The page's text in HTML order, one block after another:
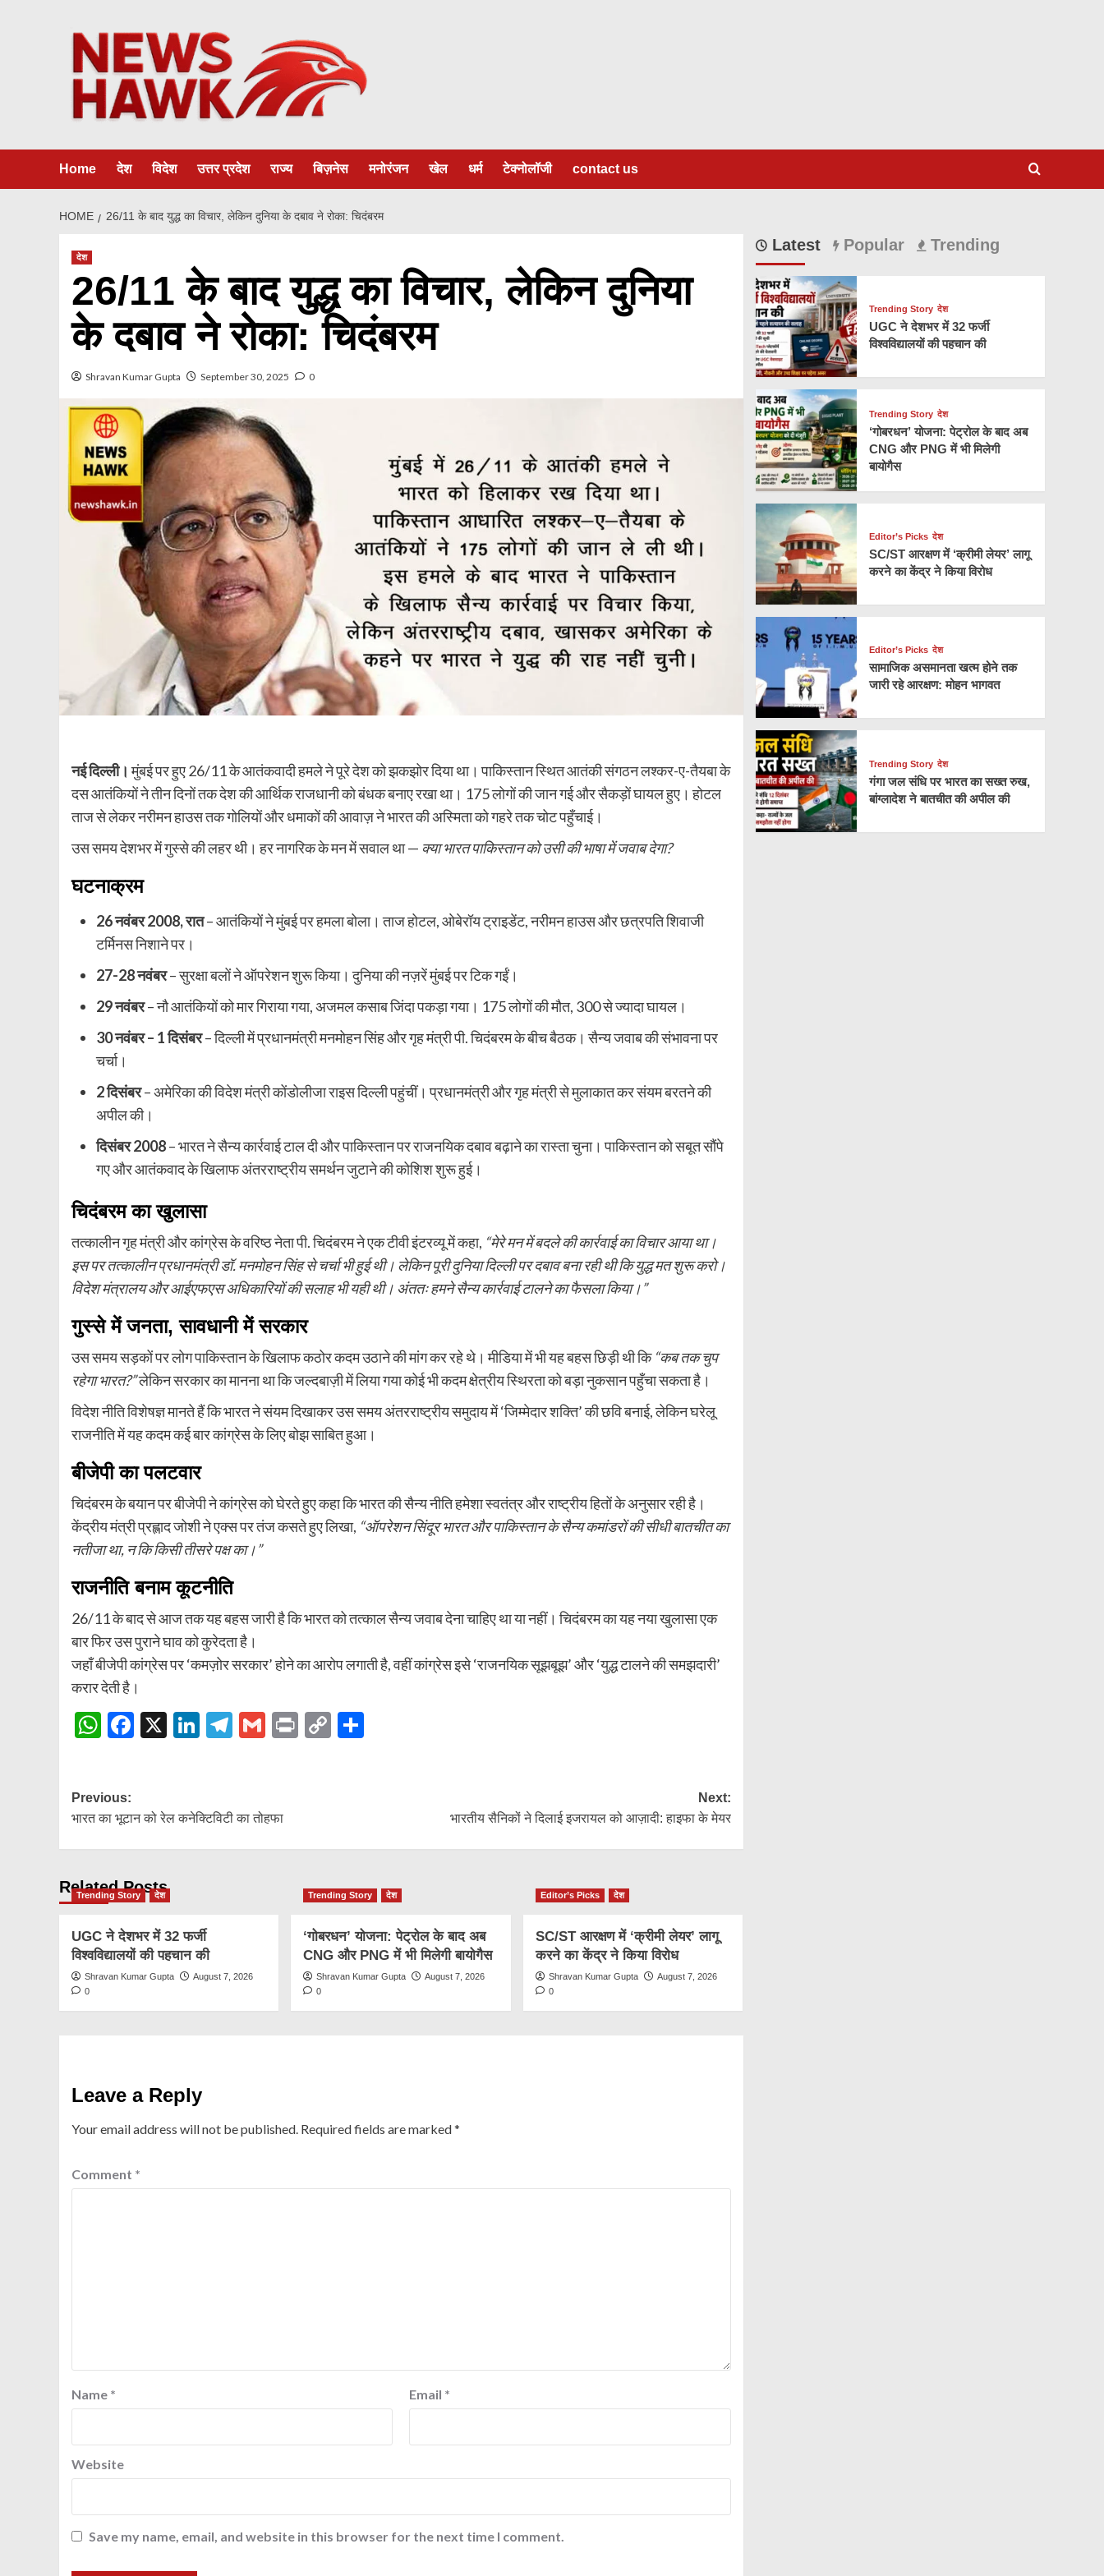
Home देश विदेश उत्तर प्रदेश राज्य बिज़नेस मनोरंजन खेल धर्म टेक्नोलॉजी contact us
HOME 26/11 के बाद युद्ध का विचार, लेकिन दुनिया के दबाव ने रोका: चिदंबरम
देश
26/11 के बाद युद्ध का विचार, लेकिन दुनिया
के दबाव ने रोका: चिदंबरम
Shravan Kumar Gupta September 30, 2025 0
नई दिल्ली। मुंबई पर हुए 26/11 के आतंकवादी हमले ने पूरे देश को झकझोर दिया था। पाकिस्तान स्थित आतंकी संगठन लश्कर-ए-तैयबा के
दस आतंकियों ने तीन दिनों तक देश की आर्थिक राजधानी को बंधक बनाए रखा था। 175 लोगों की जान गई और सैकड़ों घायल हुए। होटल
ताज से लेकर नरीमन हाउस तक गोलियों और धमाकों की आवाज़ ने भारत की अस्मिता को गहरे तक चोट पहुँचाई।
उस समय देशभर में गुस्से की लहर थी। हर नागरिक के मन में सवाल था — क्या भारत पाकिस्तान को उसी की भाषा में जवाब देगा?
घटनाक्रम
26 नवंबर 2008, रात– आतंकियों ने मुंबई पर हमला बोला। ताज होटल, ओबेरॉय ट्राइडेंट, नरीमन हाउस और छत्रपति शिवाजी
टर्मिनस निशाने पर।
27-28 नवंबर– सुरक्षा बलों ने ऑपरेशन शुरू किया। दुनिया की नज़रें मुंबई पर टिक गईं।
29 नवंबर– नौ आतंकियों को मार गिराया गया, अजमल कसाब जिंदा पकड़ा गया। 175 लोगों की मौत, 300 से ज्यादा घायल।
30 नवंबर – 1 दिसंबर– दिल्ली में प्रधानमंत्री मनमोहन सिंह और गृह मंत्री पी. चिदंबरम के बीच बैठक। सैन्य जवाब की संभावना पर
चर्चा।
2 दिसंबर– अमेरिका की विदेश मंत्री कोंडोलीजा राइस दिल्ली पहुंचीं। प्रधानमंत्री और गृह मंत्री से मुलाकात कर संयम बरतने की
अपील की।
दिसंबर 2008– भारत ने सैन्य कार्रवाई टाल दी और पाकिस्तान पर राजनयिक दबाव बढ़ाने का रास्ता चुना। पाकिस्तान को सबूत सौंपे
गए और आतंकवाद के खिलाफ अंतरराष्ट्रीय समर्थन जुटाने की कोशिश शुरू हुई।
चिदंबरम का खुलासा
तत्कालीन गृह मंत्री और कांग्रेस के वरिष्ठ नेता पी. चिदंबरम ने एक टीवी इंटरव्यू में कहा, “मेरे मन में बदले की कार्रवाई का विचार आया था।
इस पर तत्कालीन प्रधानमंत्री डॉ. मनमोहन सिंह से चर्चा भी हुई थी। लेकिन पूरी दुनिया दिल्ली पर दबाव बना रही थी कि युद्ध मत शुरू करो।
विदेश मंत्रालय और आईएफएस अधिकारियों की सलाह भी यही थी। अंततः हमने सैन्य कार्रवाई टालने का फैसला किया।”
गुस्से में जनता, सावधानी में सरकार
उस समय सड़कों पर लोग पाकिस्तान के खिलाफ कठोर कदम उठाने की मांग कर रहे थे। मीडिया में भी यह बहस छिड़ी थी कि “कब तक चुप
रहेगा भारत?”लेकिन सरकार का मानना था कि जल्दबाज़ी में लिया गया कोई भी कदम क्षेत्रीय स्थिरता को बड़ा नुकसान पहुँचा सकता है।
विदेश नीति विशेषज्ञ मानते हैं कि भारत ने संयम दिखाकर उस समय अंतरराष्ट्रीय समुदाय में ‘जिम्मेदार शक्ति’ की छवि बनाई, लेकिन घरेलू
राजनीति में यह कदम कई बार कांग्रेस के लिए बोझ साबित हुआ।
बीजेपी का पलटवार
चिदंबरम के बयान पर बीजेपी ने कांग्रेस को घेरते हुए कहा कि भारत की सैन्य नीति हमेशा स्वतंत्र और राष्ट्रीय हितों के अनुसार रही है।
केंद्रीय मंत्री प्रह्लाद जोशी ने एक्स पर तंज कसते हुए लिखा, “ऑपरेशन सिंदूर भारत और पाकिस्तान के सैन्य कमांडरों की सीधी बातचीत का
नतीजा था, न कि किसी तीसरे पक्ष का।”
राजनीति बनाम कूटनीति
26/11 के बाद से आज तक यह बहस जारी है कि भारत को तत्काल सैन्य जवाब देना चाहिए था या नहीं। चिदंबरम का यह नया खुलासा एक
बार फिर उस पुराने घाव को कुरेदता है।
जहाँ बीजेपी कांग्रेस पर ‘कमज़ोर सरकार’ होने का आरोप लगाती है, वहीं कांग्रेस इसे ‘राजनयिक सूझबूझ’ और ‘युद्ध टालने की समझदारी’
करार देती है।
WhatsApp
Facebook
X LinkedIn
Telegram
GmailPrintCopy
Post
navigation
Previous:
भारत का भूटान को रेल कनेक्टिविटी का तोहफा
Next:
भारतीय सैनिकों ने दिलाई इजरायल को आज़ादी: हाइफा के मेयर
Related Posts
Trending Story देश
UGC ने देशभर में 32 फर्जी
विश्वविद्यालयों की पहचान की
Shravan Kumar Gupta
August 7, 2026
0
Trending Story देश
‘गोबरधन’ योजना: पेट्रोल के बाद अब
CNG और PNG में भी मिलेगी बायोगैस
Shravan Kumar Gupta
August 7, 2026
0
Editor’s Picks देश
SC/ST आरक्षण में ‘क्रीमी लेयर’ लागू
करने का केंद्र ने किया विरोध
Shravan Kumar Gupta
August 7, 2026
0
Leave a Reply
Your email address will not be published. Required fields are marked*
Comment *
Name * Email *
Website
Save my name, email, and website in this browser for the next time I comment.
Latest Popular Trending
Trending Story देश
UGC ने देशभर में 32 फर्जी
विश्वविद्यालयों की पहचान की
Trending Story देश
‘गोबरधन’ योजना: पेट्रोल के बाद अब
CNG और PNG में भी मिलेगी
बायोगैस
Editor’s Picks देश
SC/ST आरक्षण में ‘क्रीमी लेयर’ लागू
करने का केंद्र ने किया विरोध
Editor’s Picks देश
सामाजिक असमानता खत्म होने तक
जारी रहे आरक्षण: मोहन भागवत
Trending Story देश
गंगा जल संधि पर भारत का सख्त रुख,
बांग्लादेश ने बातचीत की अपील की